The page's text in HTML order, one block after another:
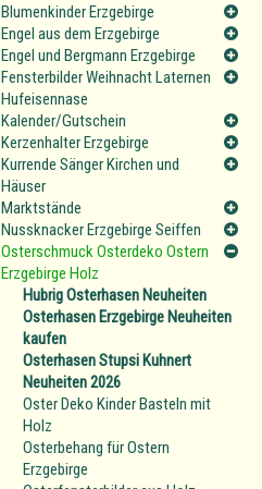
Blumenkinder Erzgebirge
Engel aus dem Erzgebirge
Engel und Bergmann Erzgebirge
Fensterbilder Weihnacht Laternen
Hufeisennase
Kalender/Gutschein
Kerzenhalter Erzgebirge
Kurrende Sänger Kirchen und
Häuser
Marktstände
Nussknacker Erzgebirge Seiffen
Osterschmuck Osterdeko Ostern
Erzgebirge Holz
Hubrig Osterhasen Neuheiten
Osterhasen Erzgebirge Neuheiten
kaufen
Osterhasen Stupsi Kuhnert
Neuheiten 2026
Oster Deko Kinder Basteln mit
Holz
Osterbehang für Ostern
Erzgebirge